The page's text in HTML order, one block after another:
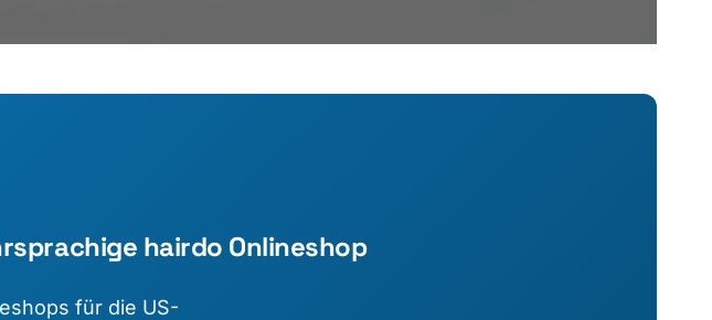
hairdo Onlineshop
für die US-